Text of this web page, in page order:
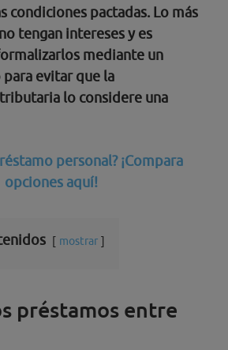
condiciones pactadas. Lo más
tengan intereses y es
mediante un
evitar que la
lo considere una
personal? ¡Compara
opciones aquí!
mostrar
préstamos entre